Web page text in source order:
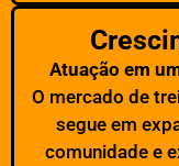
Atuação em
O mercado de
segue em
comunidade e